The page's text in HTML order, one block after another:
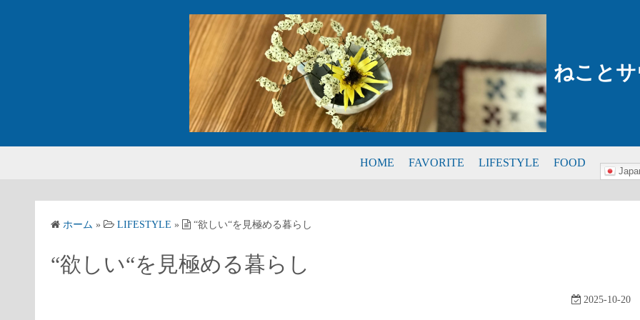
ねこと
HOME FAVORITE LIFESTYLE FOOD
ホーム » LIFESTYLE » “欲しい“を見極める暮らし
“欲しい“を見極める暮らし
2025-10-20